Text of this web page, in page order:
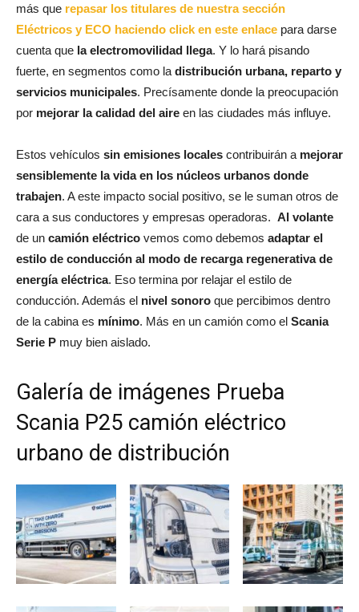
más que repasar los titulares de nuestra sección
Eléctricos y ECO haciendo click en este enlace para darse
cuenta que la electromovilidad llega. Y lo hará pisando
fuerte, en segmentos como la distribución urbana, reparto y
servicios municipales. Precísamente donde la preocupación
por mejorar la calidad del aire en las ciudades más influye.
Estos vehículos sin emisiones locales contribuirán a mejorar
sensiblemente la vida en los núcleos urbanos donde
trabajen. A este impacto social positivo, se le suman otros de
cara a sus conductores y empresas operadoras. Al volante
de un camión eléctrico vemos como debemos adaptar el
estilo de conducción al modo de recarga regenerativa de
energía eléctrica. Eso termina por relajar el estilo de
conducción. Además el nivel sonoro que percibimos dentro
de la cabina es mínimo. Más en un camión como el Scania
Serie P muy bien aislado.
Galería de imágenes Prueba
Scania P25 camión eléctrico
urbano de distribución